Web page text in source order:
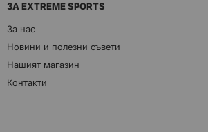
ЗА EXTREME SPORTS
За нас
Новини и полезни съвети
Нашият магазин
Контакти